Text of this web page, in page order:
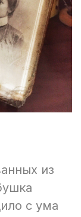
из
с ума